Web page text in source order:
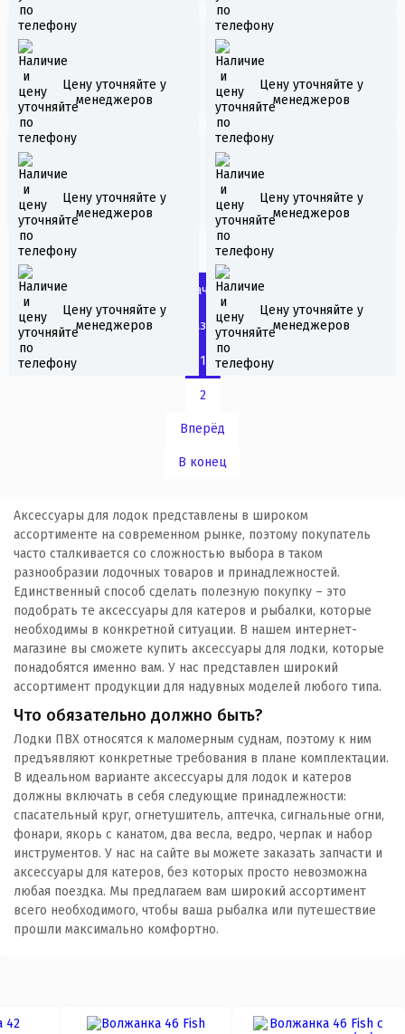
Цену уточняйте у
менеджеров
Цену уточняйте у
менеджеров
Цену уточняйте у
менеджеров
LOWRANCE HOOK2-4X
BULLET
Цену уточняйте у
менеджеров
Якорь складной тип
А 6,0кг
Цену уточняйте у
менеджеров
Якорь складной тип
А 4,0кг AISI 316
Цену уточняйте у
менеджеров
Humminbird Helix 5 DI
G2
В начало
Назад
1
2
Вперёд
В конец
Аксессуары для лодок представлены в широком
ассортименте на современном рынке, поэтому покупатель
часто сталкивается со сложностью выбора в таком
разнообразии лодочных товаров и принадлежностей.
Единственный способ сделать полезную покупку – это
подобрать те аксессуары для катеров и рыбалки, которые
необходимы в конкретной ситуации. В нашем интернет-
магазине вы сможете купить аксессуары для лодки, которые
понадобятся именно вам. У нас представлен широкий
ассортимент продукции для надувных моделей любого типа.
Что обязательно должно быть?
Лодки ПВХ относятся к маломерным суднам, поэтому к ним
предъявляют конкретные требования в плане комплектации.
В идеальном варианте аксессуары для лодок и катеров
должны включать в себя следующие принадлежности:
спасательный круг, огнетушитель, аптечка, сигнальные огни,
фонари, якорь с канатом, два весла, ведро, черпак и набор
инструментов. У нас на сайте вы можете заказать запчасти и
аксессуары для катеров, без которых просто невозможна
любая поездка. Мы предлагаем вам широкий ассортимент
всего необходимого, чтобы ваша рыбалка или путешествие
прошли максимально комфортно.